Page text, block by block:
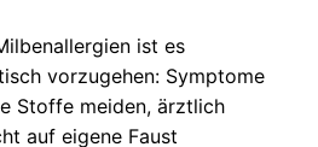
ist es
vorzugehen: Symptome
Stoffe meiden, ärztlich
auf eigene Faust